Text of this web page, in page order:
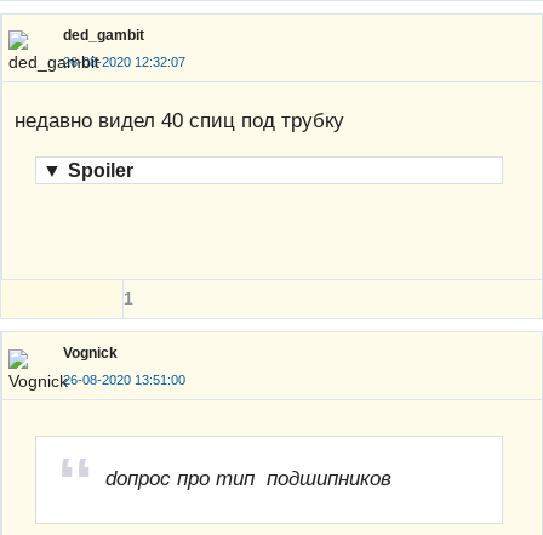
ded_gambit
26-08-2020 12:32:07
недавно видел 40 спиц под трубку
▼ Spoiler
1
Vognick
26-08-2020 13:51:00
dопрос про тип подшипников